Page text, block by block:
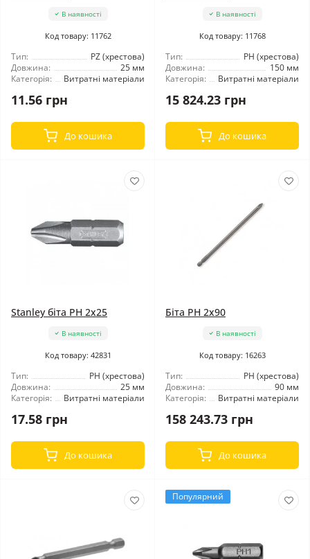
В наявності
Код товару: 11762
Тип:
PZ (хрестова)
Довжина:
25 мм
Категорія:
Витратні матеріали
11.56 грн
До кошика
В наявності
Код товару: 11768
Тип:
РН (хрестова)
Довжина:
150 мм
Категорія:
Витратні матеріали
15 824.23 грн
До кошика
Stanley біта PH 2x25
В наявності
Код товару: 42831
Тип:
РН (хрестова)
Довжина:
25 мм
Категорія:
Витратні матеріали
17.58 грн
До кошика
Біта PH 2x90
В наявності
Код товару: 16263
Тип:
РН (хрестова)
Довжина:
90 мм
Категорія:
Витратні матеріали
158 243.73 грн
До кошика
Популярний